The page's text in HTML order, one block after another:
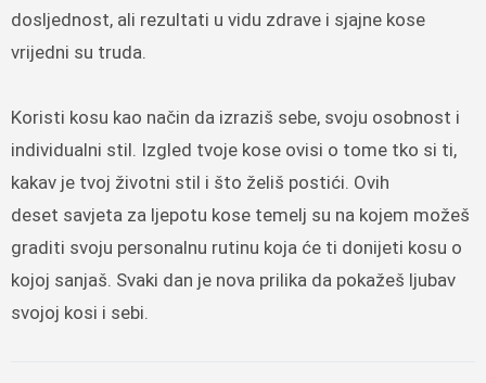
dosljednost, ali rezultati u vidu zdrave i sjajne kose
vrijedni su truda.
Koristi kosu kao način da izraziš sebe, svoju osobnost i
individualni stil. Izgled tvoje kose ovisi o tome tko si ti,
kakav je tvoj životni stil i što želiš postići. Ovih
deset savjeta za ljepotu kose temelj su na kojem možeš
graditi svoju personalnu rutinu koja će ti donijeti kosu o
kojoj sanjaš. Svaki dan je nova prilika da pokažeš ljubav
svojoj kosi i sebi.